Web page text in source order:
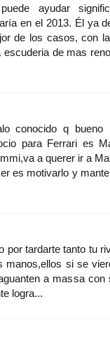
ayudar
en el 2013. Él ya
de los casos, con
escuderia de mas
conocido q bueno
para Ferrari es
a querer ir a
es motivarlo y
por tardarte tanto tu
manos,ellos si se
a massa
logra...